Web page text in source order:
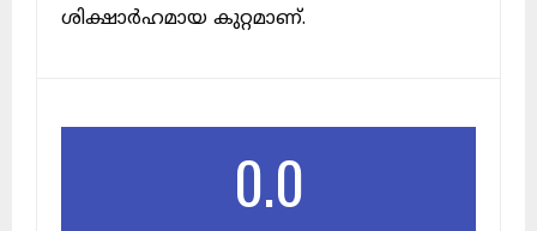
ശിക്ഷാർഹമായ കുറ്റമാണ്.
0.0